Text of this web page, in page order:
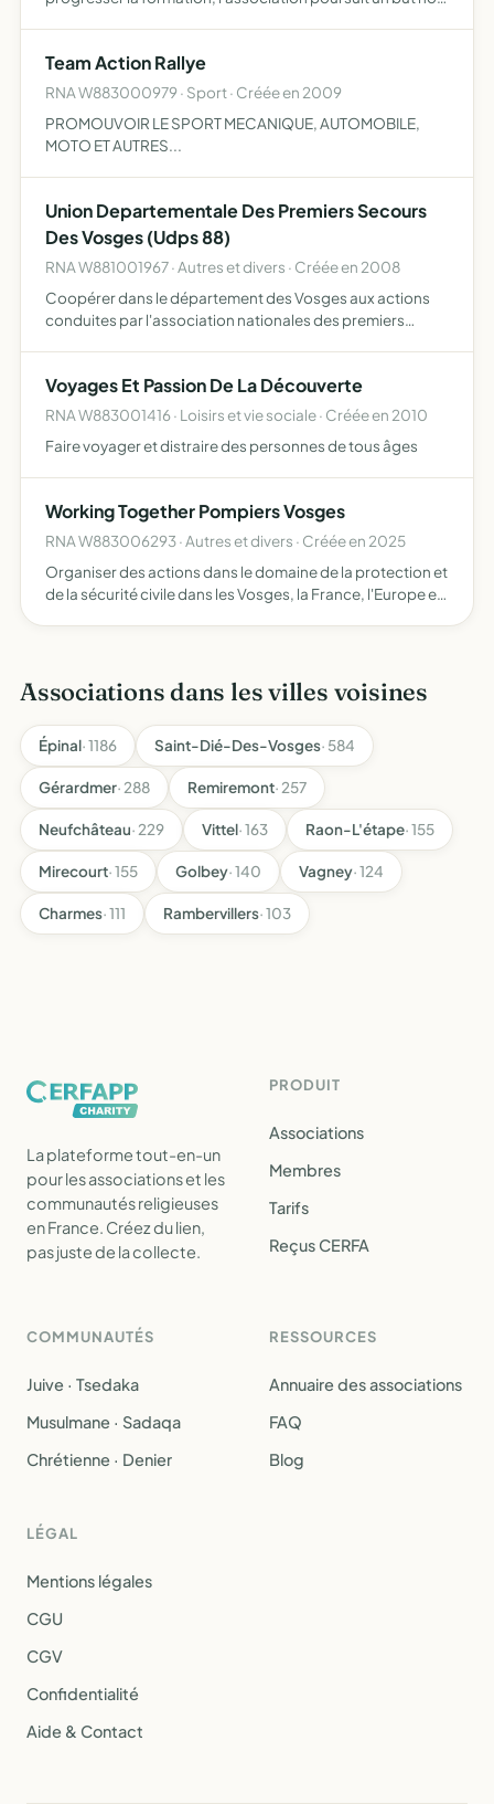
Team Action Rallye
RNA W883000979 · Sport · Créée en 2009
PROMOUVOIR LE SPORT MECANIQUE, AUTOMOBILE,
MOTO ET AUTRES...
Union Departementale Des Premiers Secours
Des Vosges (Udps 88)
RNA W881001967 · Autres et divers · Créée en 2008
Coopérer dans le département des Vosges aux actions
conduites par l'association nationales des premiers
l'associati…
Voyages Et Passion De La Découverte
RNA W883001416 · Loisirs et vie sociale · Créée en 2010
Faire voyager et distraire des personnes de tous âges
Working Together Pompiers Vosges
RNA W883006293 · Autres et divers · Créée en 2025
Organiser des actions dans le domaine de la protection et
de la sécurité civile dans les Vosges, la France, l'Europe et
Associations dans les villes voisines
Épinal· 1186 Saint-Dié-Des-Vosges· 584
Gérardmer· 288 Remiremont· 257
Neufchâteau· 229 Vittel· 163 Raon-L'étape· 155
Mirecourt· 155 Golbey· 140 Vagney· 124
Charmes· 111 Rambervillers· 103
La plateforme tout-en-un
pour les associations et les
communautés religieuses
en France. Créez du lien,
pas juste de la collecte.
PRODUIT
Associations
Membres
Tarifs
Reçus CERFA
COMMUNAUTÉS
Juive · Tsedaka
Musulmane · Sadaqa
Chrétienne · Denier
RESSOURCES
Annuaire des associations
FAQ
Blog
LÉGAL
Mentions légales
CGU
CGV
Confidentialité
Aide & Contact